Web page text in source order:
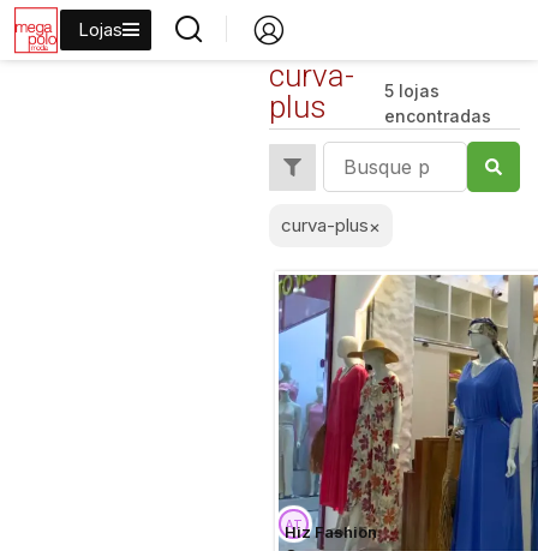
Lojas
curva-
plus
5 lojas
encontradas
curva-plus×
Hiz Fashion